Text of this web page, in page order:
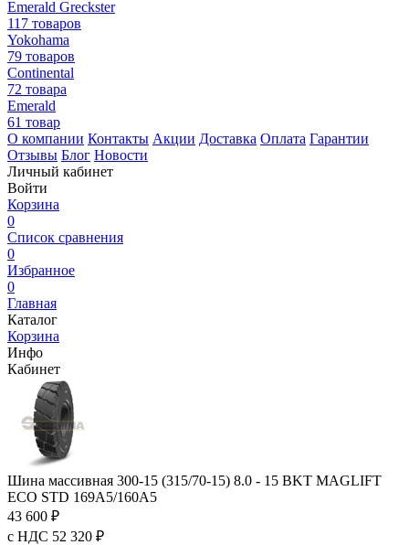
Emerald Greckster
117 товаров
Yokohama
79 товаров
Continental
72 товара
Emerald
61 товар
О компании Контакты Акции Доставка Оплата Гарантии
Отзывы Блог Новости
Личный кабинет
Войти
Корзина
0
Список сравнения
0
Избранное
0
Главная
Каталог
Корзина
Инфо
Кабинет
Шина массивная 300-15 (315/70-15) 8.0 - 15 BKT MAGLIFT
ECO STD 169A5/160A5
43 600 ₽
с НДС 52 320 ₽